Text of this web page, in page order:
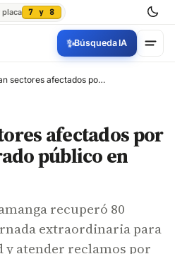
placa 7 y 8
✨Búsqueda IA
Recuperan sectores afectados por falta de alumbrado público en Bucaramanga
afectados por
público en
recuperó 80
extraordinaria para
atender reclamos por